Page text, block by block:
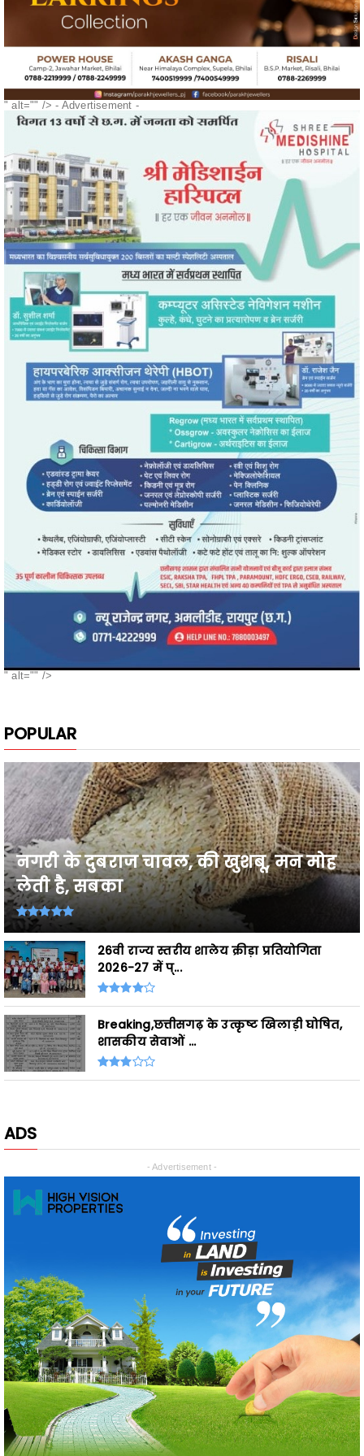
" alt="" />- Advertisement -
POPULAR
नगरी के दुबराज चावल, की खुशबू, मन मोह
लेती है, सबका
26वी राज्य स्तरीय शालेय क्रीड़ा प्रतियोगिता
2026-27 में प्...
Breaking,छत्तीसगढ़ के उत्कृष्ट खिलाड़ी घोषित,
शासकीय सेवाओं ...
ADS